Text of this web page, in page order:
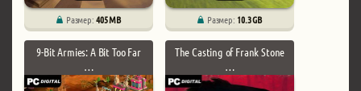
Размер:405 MB Размер: 10.3 GB
9-Bit Armies: A Bit Too Far
…
The Casting of Frank Stone
…